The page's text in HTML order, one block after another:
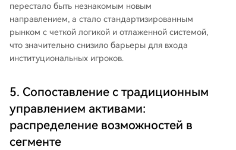
перестало быть незнакомым новым
направлением, а стало стандартизированным
рынком с четкой логикой и отлаженной системой,
что значительно снизило барьеры для входа
институциональных игроков.
5. Сопоставление с традиционным
управлением активами:
распределение возможностей в
сегменте